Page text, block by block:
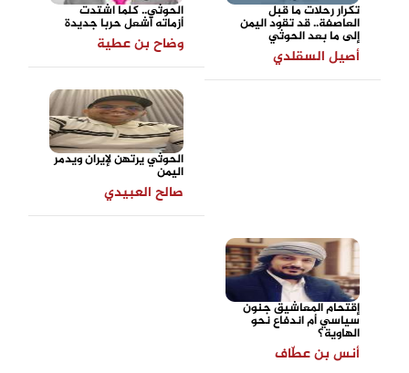
تكرار رحلات ما قبل
العاصفة.. قد تقود اليمن
إلى ما بعد الحوثي
أصيل السقلدي
الحوثي.. كلما اشتدت
أزماته أشعل حربا جديدة
وضاح بن عطية
الحوثي يرتهن لإيران ويدمر
اليمن
صالح العبيدي
إقتحام المعاشيق جنون
سياسي أم اندفاع نحو
الهاوية؟
أنس بن عطّاف